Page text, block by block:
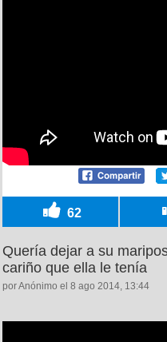
62
Quería dejar a su
cariño que ella le tenía
por Anónimo el 8 ago 2014, 13:44